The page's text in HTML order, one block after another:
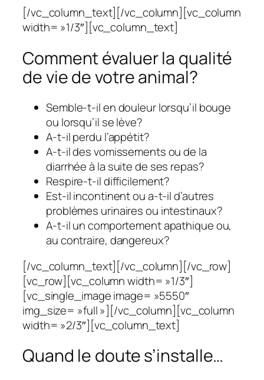
[/vc_column_text][/vc_column][vc_column
width= »1/3″][vc_column_text]
Comment évaluer la qualité
de vie de votre animal?
Semble-t-il en douleur lorsqu’il bouge
ou lorsqu’il se lève?
A-t-il perdu l’appétit?
A-t-il des vomissements ou de la
diarrhée à la suite de ses repas?
Respire-t-il difficilement?
Est-il incontinent ou a-t-il d’autres
problèmes urinaires ou intestinaux?
A-t-il un comportement apathique ou,
au contraire, dangereux?
[/vc_column_text][/vc_column][/vc_row]
[vc_row][vc_column width= »1/3″]
[vc_single_image image= »5550″
img_size= »full »][/vc_column][vc_column
width= »2/3″][vc_column_text]
Quand le doute s’installe…